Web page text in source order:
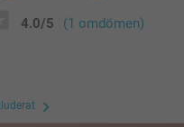
4.0/5 (1 omdömen)